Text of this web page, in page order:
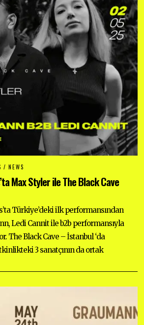
/ NEWS
Max Styler ile The Black Cave
Türkiye’deki ilk performansından
Ledi Cannit ile b2b performansıyla
The Black Cave – İstanbul ‘da
3 sanatçının da ortak